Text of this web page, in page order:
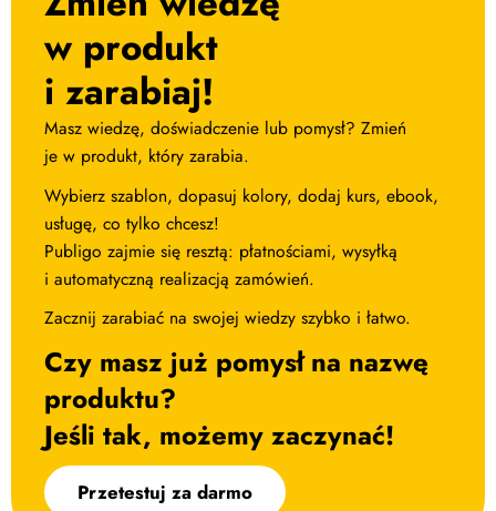
w produkt
i zarabiaj!
Masz wiedzę, doświadczenie lub pomysł? Zmień
je w produkt, który zarabia.
Wybierz szablon, dopasuj kolory, dodaj kurs, ebook,
usługę, co tylko chcesz!
Publigo zajmie się resztą: płatnościami, wysyłką
i automatyczną realizacją zamówień.
Zacznij zarabiać na swojej wiedzy szybko i łatwo.
Czy masz już pomysł na nazwę
produktu?
Jeśli tak, możemy zaczynać!
Przetestuj za darmo